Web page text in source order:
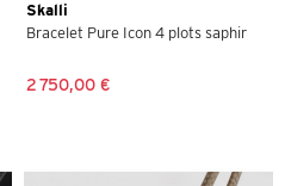
Skalli
Bracelet Pure Icon 4 plots saphir
2 750,00 €